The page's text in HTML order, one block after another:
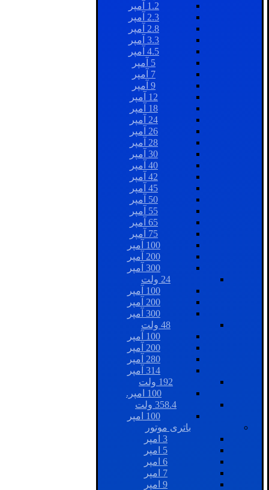
1.2 آمپر
2.3 آمپر
2.8 آمپر
3.3 آمپر
4.5 آمپر
5 آمپر
7 آمپر
9 آمپر
12 آمپر
18 آمپر
24 آمپر
26 آمپر
28 آمپر
30 آمپر
40 آمپر
42 آمپر
45 آمپر
50 آمپر
55 آمپر
65 آمپر
75 آمپر
100 آمپر
200 آمپر
300 آمپر
24 ولت
100 آمپر
200 آمپر
300 آمپر
48 ولت
100 آمپر
200 آمپر
280 آمپر
314 آمپر
192 ولت
100 امپر.
358.4 ولت
100 امپر
باتری موتور
3 امپر
5 امپر
6 امپر
7 امپر
9 امپر